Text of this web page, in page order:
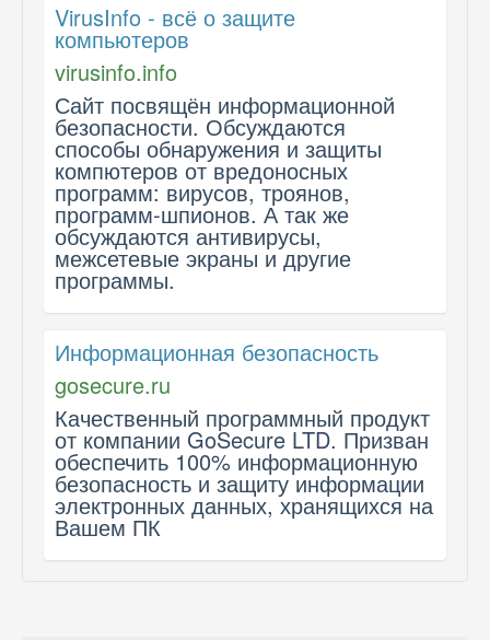
VirusInfo - всё о защите
компьютеров
virusinfo.info
Сайт посвящён информационной
безопасности. Обсуждаются
способы обнаружения и защиты
компютеров от вредоносных
программ: вирусов, троянов,
программ-шпионов. А так же
обсуждаются антивирусы,
межсетевые экраны и другие
программы.
Информационная безопасность
gosecure.ru
Качественный программный продукт
от компании GoSecure LTD. Призван
обеспечить 100% информационную
безопасность и защиту информации
электронных данных, хранящихся на
Вашем ПК